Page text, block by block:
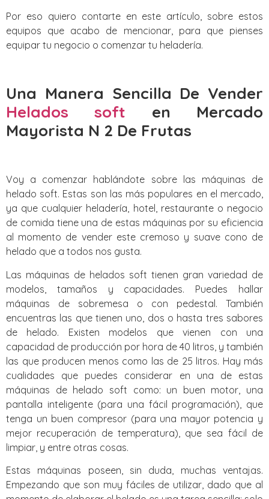
Por eso quiero contarte en este artículo, sobre estos
equipos que acabo de mencionar, para que pienses
equipar tu negocio o comenzar tu heladería.
Una Manera Sencilla De Vender
Helados soft en Mercado
Mayorista N 2 De Frutas
Voy a comenzar hablándote sobre las máquinas de
helado soft. Estas son las más populares en el mercado,
ya que cualquier heladería, hotel, restaurante o negocio
de comida tiene una de estas máquinas por su eficiencia
al momento de vender este cremoso y suave cono de
helado que a todos nos gusta.
Las máquinas de helados soft tienen gran variedad de
modelos, tamaños y capacidades. Puedes hallar
máquinas de sobremesa o con pedestal. También
encuentras las que tienen uno, dos o hasta tres sabores
de helado. Existen modelos que vienen con una
capacidad de producción por hora de 40 litros, y también
las que producen menos como las de 25 litros. Hay más
cualidades que puedes considerar en una de estas
máquinas de helado soft como: un buen motor, una
pantalla inteligente (para una fácil programación), que
tenga un buen compresor (para una mayor potencia y
mejor recuperación de temperatura), que sea fácil de
limpiar, y entre otras cosas.
Estas máquinas poseen, sin duda, muchas ventajas.
Empezando que son muy fáciles de utilizar, dado que al